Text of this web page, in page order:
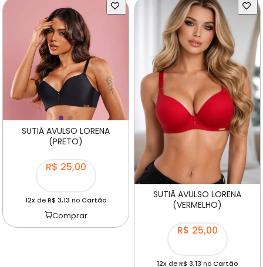
SUTIÃ AVULSO LORENA
(PRETO)
R$ 25,00
12xdeR$ 3,13 noCartão
Comprar
SUTIÃ AVULSO LORENA
(VERMELHO)
R$ 25,00
12xdeR$ 3,13 noCartão